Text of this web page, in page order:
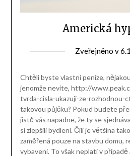
Americká
Zveřejněno v
Chtěli byste vlastní peníze,
jenomže nevíte, http://
tvrda-cisla-ukazuji-ze-rozhodnou-
takovou půjčku? Pokud budete
jistě vás napadne, že ty se
si zlepšili bydlení. Čili je většina
zaměřená pouze na stavbu domu,
vybavení. To však neplatí v